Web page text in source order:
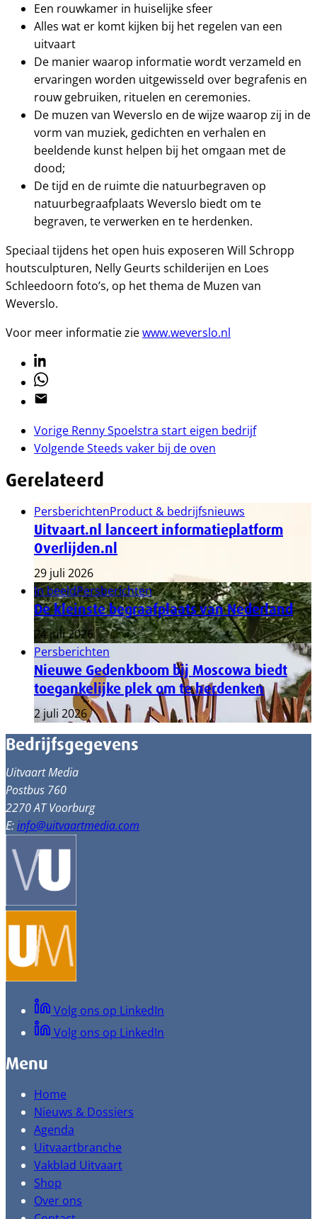
Een rouwkamer in huiselijke sfeer
Alles wat er komt kijken bij het regelen van een
uitvaart
De manier waarop informatie wordt verzameld en
ervaringen worden uitgewisseld over begrafenis en
rouw gebruiken, rituelen en ceremonies.
De muzen van Weverslo en de wijze waarop zij in de
vorm van muziek, gedichten en verhalen en
beeldende kunst helpen bij het omgaan met de
dood;
De tijd en de ruimte die natuurbegraven op
natuurbegraafplaats Weverslo biedt om te
begraven, te verwerken en te herdenken.
Speciaal tijdens het open huis exposeren Will Schropp
houtsculpturen, Nelly Geurts schilderijen en Loes
Schleedoorn foto’s, op het thema de Muzen van
Weverslo.
Voor meer informatie ziewww.weverslo.nl
Linkedin
Whatsapp
Email
Vorige Renny Spoelstra start eigen bedrijf
VolgendeSteeds vaker bij de oven
Gerelateerd
PersberichtenProduct & bedrijfsnieuws
Uitvaart.nl lanceert informatieplatform
Overlijden.nl
29 juli 2026
In beeldPersberichten
De kleinste begraafplaats van Nederland
24 juli 2026
Persberichten
Nieuwe Gedenkboom bij Moscowa biedt
toegankelijke plek om te herdenken
2 juli 2026
Bedrijfsgegevens
Uitvaart Media
Postbus 760
2270 AT Voorburg
E:info@uitvaartmedia.com
Volg ons op LinkedIn
Volg ons op LinkedIn
Menu
Home
Nieuws & Dossiers
Agenda
Uitvaartbranche
Vakblad Uitvaart
Shop
Over ons